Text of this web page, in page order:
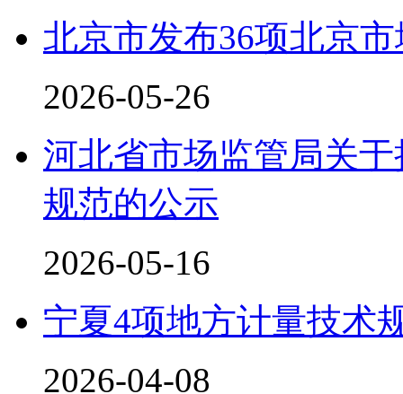
北京市发布36项北京
2026-05-26
河北省市场监管局关
规范的公示
2026-05-16
宁夏4项地方计量技术
2026-04-08